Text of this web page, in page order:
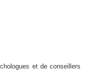
et de conseillers